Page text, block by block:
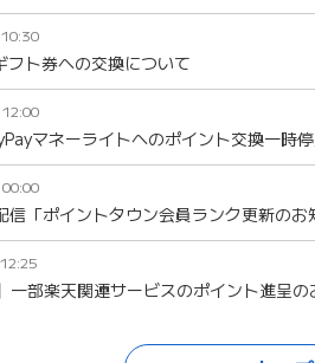
フト券への交換について
マネーライトへのポイント交換一
信「ポイントタウン会員ランク更新の
一部楽天関連サービスのポイント進呈